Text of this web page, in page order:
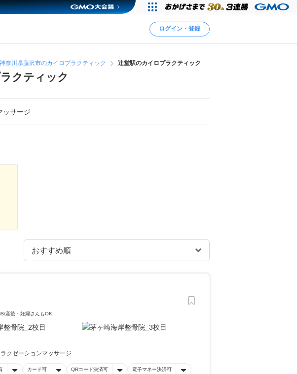
ログイン・登録
神奈川県藤沢市のカイロプラクティック 辻堂駅のカイロプラクティック
クティック
ッサージ
産後・妊婦さんもOK
ラクゼーションマッサージ
カード可 QRコード決済可 電子マネー決済可